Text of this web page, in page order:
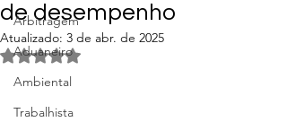
Arbitragem
Aduaneiro
Ambiental
Trabalhista
de desempenho
Atualizado: 3 de abr. de 2025
Avaliado com NaN de 5 estrelas.